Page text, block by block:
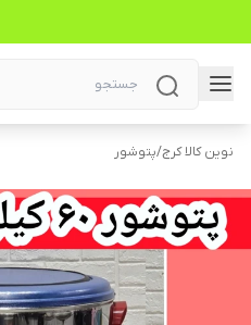
نوین کالا کرج/پتوشور